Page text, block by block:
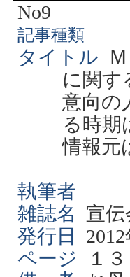
No9
記事種類
タイトル
に関
意向
る時期
情報元
執筆者
雑誌名
宣伝
発行日
2012
ページ
１